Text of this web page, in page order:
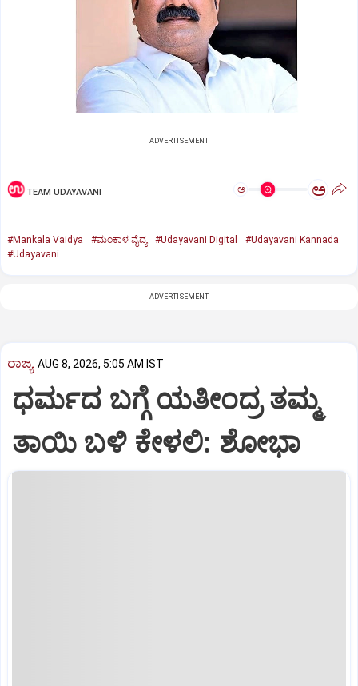
ADVERTISEMENT
TEAM UDAYAVANI ಅ ಅ
#Mankala Vaidya #ಮಂಕಾಳ ವೈದ್ಯ #Udayavani Digital
#Udayavani Kannada
#Udayavani
ADVERTISEMENT
ರಾಜ್ಯ AUG 8, 2026, 5:05 AM IST
ಧರ್ಮದ ಬಗ್ಗೆ ಯತೀಂದ್ರ ತಮ್ಮ
ತಾಯಿ ಬಳಿ ಕೇಳಲಿ: ಶೋಭಾ